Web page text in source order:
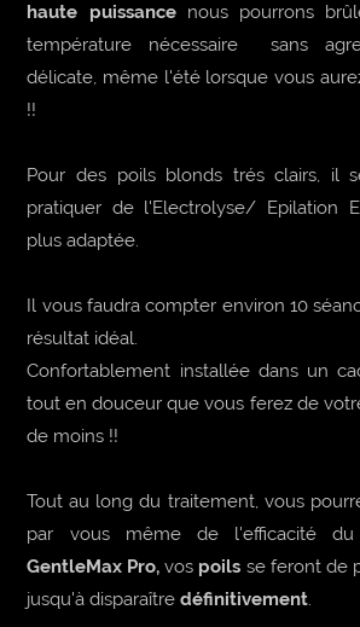
haute puissancenous pourrons
température nécessaire sans
délicate, même l'été lorsque vous
!!
Pour des poils blonds trés clairs, il
pratiquer de l'Electrolyse/ Epilation
plus adaptée.
Il vous faudra compter environ 10
résultat idéal.
Confortablement installée dans un
tout en douceur que vous ferez de
de moins !!
Tout au long du traitement, vous
par vous même de l'efficacité du
GentleMax Pro,vos poils se feront de
jusqu'à disparaître définitivement